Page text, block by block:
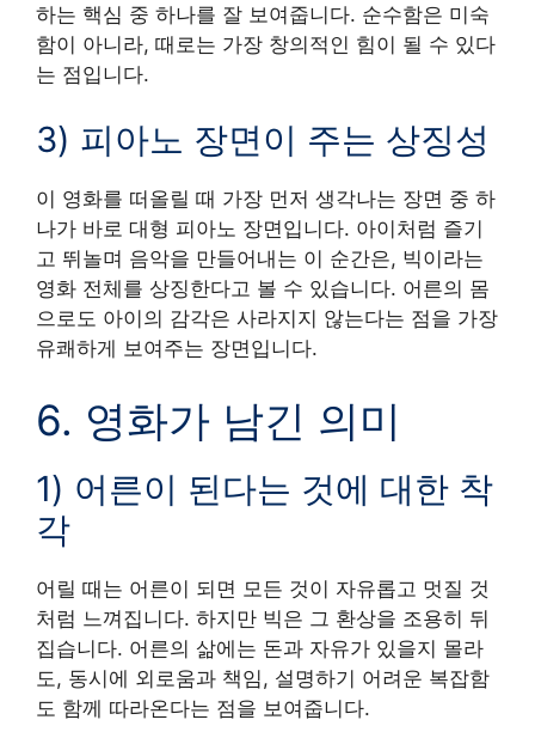
하는 핵심 중 하나를 잘 보여줍니다. 순수함은 미숙
함이 아니라, 때로는 가장 창의적인 힘이 될 수 있다
는 점입니다.
3) 피아노 장면이 주는 상징성
이 영화를 떠올릴 때 가장 먼저 생각나는 장면 중 하
나가 바로 대형 피아노 장면입니다. 아이처럼 즐기
고 뛰놀며 음악을 만들어내는 이 순간은, 빅이라는
영화 전체를 상징한다고 볼 수 있습니다. 어른의 몸
으로도 아이의 감각은 사라지지 않는다는 점을 가장
유쾌하게 보여주는 장면입니다.
6. 영화가 남긴 의미
1) 어른이 된다는 것에 대한 착
각
어릴 때는 어른이 되면 모든 것이 자유롭고 멋질 것
처럼 느껴집니다. 하지만 빅은 그 환상을 조용히 뒤
집습니다. 어른의 삶에는 돈과 자유가 있을지 몰라
도, 동시에 외로움과 책임, 설명하기 어려운 복잡함
도 함께 따라온다는 점을 보여줍니다.